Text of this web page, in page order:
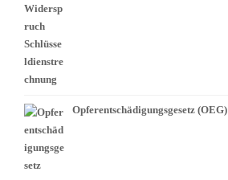
Opferentschädigungsgesetz (OEG)